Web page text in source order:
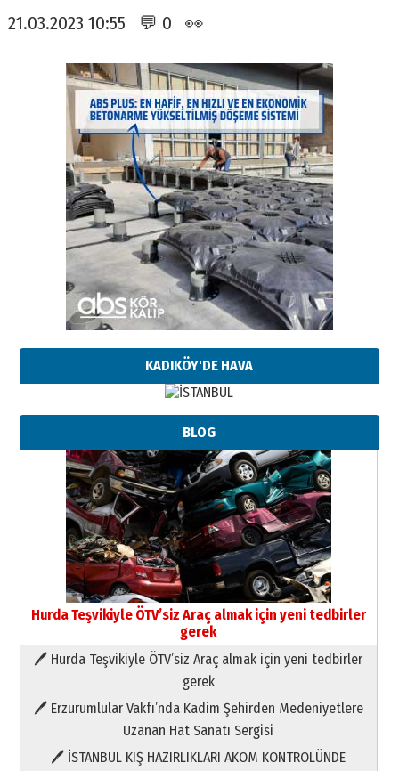
21.03.2023 10:55 💬 0 👀
KADIKÖY'DE HAVA
BLOG
Hurda Teşvikiyle ÖTV’siz Araç almak için yeni tedbirler
gerek
🖊 Hurda Teşvikiyle ÖTV’siz Araç almak için yeni tedbirler
gerek
🖊 Erzurumlular Vakfı’nda Kadim Şehirden Medeniyetlere
Uzanan Hat Sanatı Sergisi
🖊 İSTANBUL KIŞ HAZIRLIKLARI AKOM KONTROLÜNDE
Paranın Aile Kültüründeki Yeri
03 Ağustos 2026 Pazartesi
Yıldırım Gündoğdu